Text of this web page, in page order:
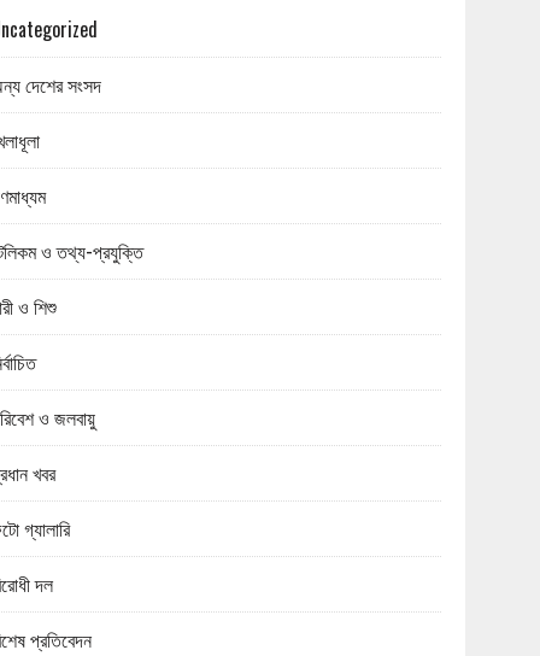
দেশের সংসদ
ও তথ্য-প্রযুক্তি
ও শিশু
ও জলবায়ু
খবর
গ্যালারি
দল
প্রতিবেদন